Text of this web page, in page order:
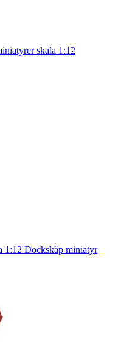
skala 1:12
1:12 Dockskåp miniatyr